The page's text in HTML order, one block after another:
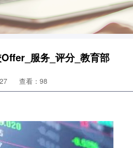
服务_评分_教育部
查看：98